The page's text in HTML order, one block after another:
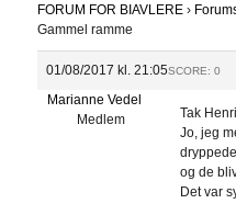
FORUM FOR BIAVLERE ›
Gammel ramme
01/08/2017 kl. 21:05SCORE: 0
Marianne Vedel
Medlem
Tak
Jo, jeg
og de
Det var